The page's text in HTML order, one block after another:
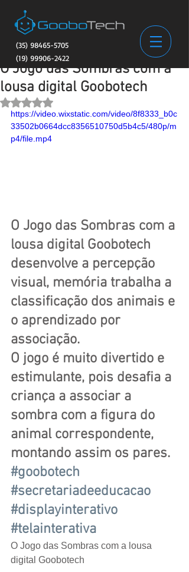
(35) 98465-5705
(19) 99906-2422
O Jogo das Sombras com a
lousa digital Goobotech
Avaliado com NaN de 5 estrelas.
https://video.wixstatic.com/video/8f8333_b0c
33502b0664dcc8356510750d5b4c5/480p/m
p4/file.mp4
O Jogo das Sombras com a
lousa digital Goobotech
desenvolve a percepção
visual, memória trabalha a
classificação dos animais e
o aprendizado por
associação.
O jogo é muito divertido e
estimulante, pois desafia a
criança a associar a
sombra com a figura do
animal correspondente,
montando assim os pares.
#goobotech
#secretariadeeducacao
#displayinterativo
#telainterativa
O Jogo das Sombras com a lousa
digital Goobotech